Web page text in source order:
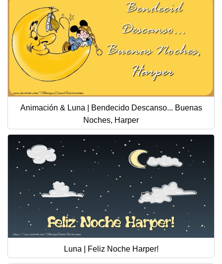
Animación & Luna | Bendecido Descanso... Buenas
Noches, Harper
Luna | Feliz Noche Harper!